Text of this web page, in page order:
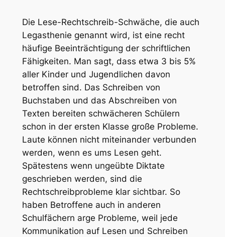
Die Lese-Rechtschreib-Schwäche, die auch
Legasthenie genannt wird, ist eine recht
häufige Beeinträchtigung der schriftlichen
Fähigkeiten. Man sagt, dass etwa 3 bis 5%
aller Kinder und Jugendlichen davon
betroffen sind. Das Schreiben von
Buchstaben und das Abschreiben von
Texten bereiten schwächeren Schülern
schon in der ersten Klasse große Probleme.
Laute können nicht miteinander verbunden
werden, wenn es ums Lesen geht.
Spätestens wenn ungeübte Diktate
geschrieben werden, sind die
Rechtschreibprobleme klar sichtbar. So
haben Betroffene auch in anderen
Schulfächern arge Probleme, weil jede
Kommunikation auf Lesen und Schreiben